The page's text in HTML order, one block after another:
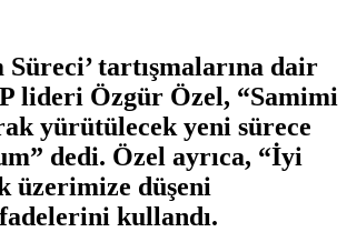
Süreci’ tartışmalarına dair
lideri Özgür Özel, “Samimi
yürütülecek yeni sürece
dedi. Özel ayrıca, “İyi
üzerimize düşeni
kullandı.